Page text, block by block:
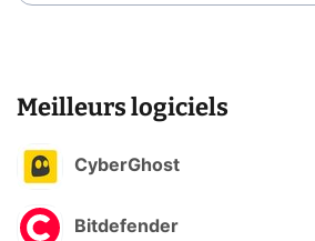
Meilleurs logiciels
CyberGhost
Bitdefender